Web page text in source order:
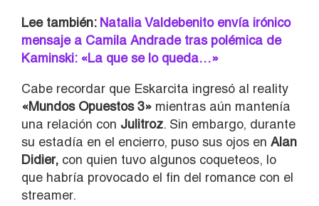
Lee también: Natalia Valdebenito envía irónico
mensaje a Camila Andrade tras polémica de
Kaminski: «La que se lo queda…»
Cabe recordar que Eskarcita ingresó al reality
«Mundos Opuestos 3» mientras aún mantenía
una relación con Julitroz. Sin embargo, durante
su estadía en el encierro, puso sus ojos en Alan
Didier, con quien tuvo algunos coqueteos, lo
que habría provocado el fin del romance con el
streamer.